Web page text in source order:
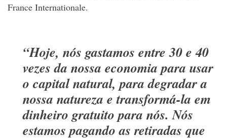
France Internationale.
“Hoje, nós gastamos entre 30 e 40
vezes da nossa economia para usar
o capital natural, para degradar a
nossa natureza e transformá-la em
dinheiro gratuito para nós. Nós
estamos pagando as retiradas que